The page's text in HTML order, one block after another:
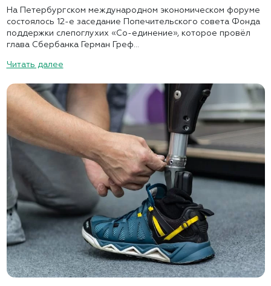
На Петербургском международном экономическом форуме
состоялось 12-е заседание Попечительского совета Фонда
поддержки слепоглухих «Со-единение», которое провёл
глава Сбербанка Герман Греф...
Читать далее